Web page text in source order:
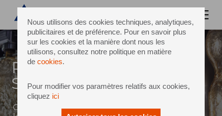
Nous utilisons des cookies techniques, analytiques,
publicitaires et de préférence. Pour en savoir plus
sur les cookies et la manière dont nous les
utilisons, consultez notre politique en matière
de cookies.
Pour modifier vos paramètres relatifs aux cookies,
cliquez ici
Remplisseuse Sidel Matrix
SF300 FM
Contrôle volumétrique électronique assuré par